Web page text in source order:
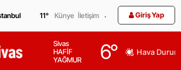
11° Künye İletişim Giriş Yap
Sivas
HAFİF
YAĞMUR
6° Hava